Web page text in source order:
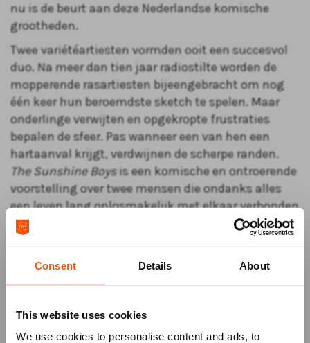
Consent Details About
This website uses cookies
We use cookies to personalise content and ads, to
nu is de beurt aan deze Nederlandse komische
grootheden.
Twee variétéartiesten vormden ooit een succesvol
duo. Na meer dan tien jaar radiostilte worden de
mopperende rasartiesten bijeengebracht om nog
één keer hun beroemdste sketch te spelen. Maar
onderlinge verwijten en opgekropte frustraties
bepalen de sfeer. Pas wanneer een van hen een
hartaanval krijgt, verdwijnen de scherpe randen.
The Sunshine Boysis een komische en ontroerende
voorstelling over twee mensen die ondanks alles
een leven lang onlosmakelijk met elkaar verbonden
zijn.
Kom naar de gratis inleiding!
Ben je benieuwd naar de achtergrond van de
voorstelling? Kom dan om 19.00 uur naar de gratis
makers en wat je kunt verwachten. Aanmelden kan
eenvoudig tijdens het bestelproces (bij stap 3), of